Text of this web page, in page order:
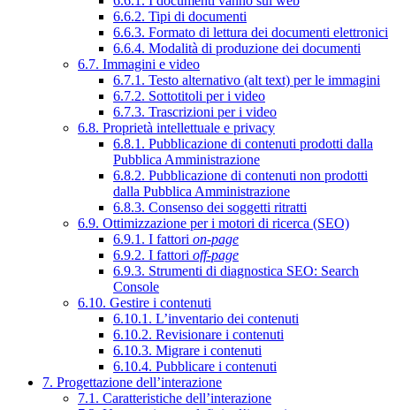
6.6.2. Tipi di documenti
6.6.3. Formato di lettura dei documenti elettronici
6.6.4. Modalità di produzione dei documenti
6.7. Immagini e video
6.7.1. Testo alternativo (alt text) per le immagini
6.7.2. Sottotitoli per i video
6.7.3. Trascrizioni per i video
6.8. Proprietà intellettuale e privacy
6.8.1. Pubblicazione di contenuti prodotti dalla
Pubblica Amministrazione
6.8.2. Pubblicazione di contenuti non prodotti
dalla Pubblica Amministrazione
6.8.3. Consenso dei soggetti ritratti
6.9. Ottimizzazione per i motori di ricerca (SEO)
6.9.1. I fattori on-page
6.9.2. I fattori off-page
6.9.3. Strumenti di diagnostica SEO: Search
Console
6.10. Gestire i contenuti
6.10.1. L’inventario dei contenuti
6.10.2. Revisionare i contenuti
6.10.3. Migrare i contenuti
6.10.4. Pubblicare i contenuti
7. Progettazione dell’interazione
7.1. Caratteristiche dell’interazione